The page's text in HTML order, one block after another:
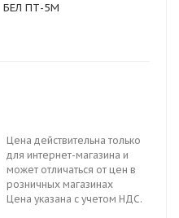
БЕЛ ПТ-5М
Цена действительна только
для интернет-магазина и
может отличаться от цен в
розничных магазинах
Цена указана с учетом НДС.